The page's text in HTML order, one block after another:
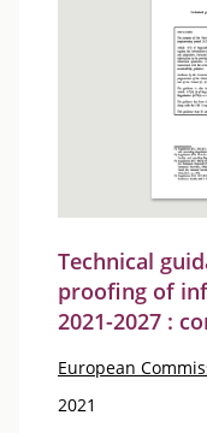
Technical
proofing of
2021-2027 :
European
2021